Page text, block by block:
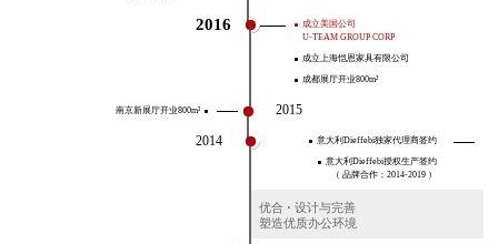
2016
成立美国公司
U-TEAM GROUP CORP
成立上海恺恩家具有限公司
成都展厅开业800m²
2015
南京新展厅开业800m²
2014 意大利Dieffebi独家代理商签约
意大利Dieffebi授权生产签约
（ 品牌合作：2014-2019 ）
优合 · 设计与完善
塑造优质办公环境